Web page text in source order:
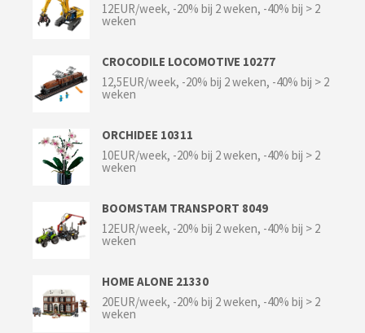
12EUR/week, -20% bij 2 weken, -40% bij > 2
weken
CROCODILE LOCOMOTIVE 10277
12,5EUR/week, -20% bij 2 weken, -40% bij > 2
weken
ORCHIDEE 10311
10EUR/week, -20% bij 2 weken, -40% bij > 2
weken
BOOMSTAM TRANSPORT 8049
12EUR/week, -20% bij 2 weken, -40% bij > 2
weken
HOME ALONE 21330
20EUR/week, -20% bij 2 weken, -40% bij > 2
weken